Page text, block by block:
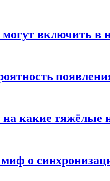
включить в
на какие тяжёлые
миф о